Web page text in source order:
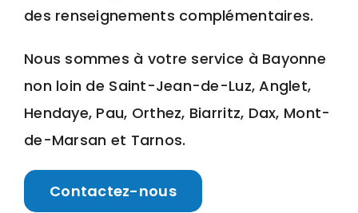
des renseignements complémentaires.
Nous sommes à votre service à Bayonne
non loin de Saint-Jean-de-Luz, Anglet,
Hendaye, Pau, Orthez, Biarritz, Dax, Mont-
de-Marsan et Tarnos.
Contactez-nous